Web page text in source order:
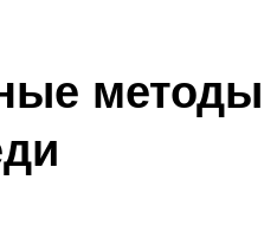
методы